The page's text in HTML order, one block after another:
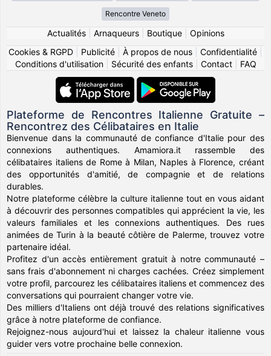
Rencontre Veneto
Actualités| Arnaqueurs| Boutique| Opinions
Cookies & RGPD
Publicité À propos de nous Confidentialité
Conditions d'utilisation| Sécurité des enfants| Contact| FAQ
Plateforme de Rencontres Italienne Gratuite –
Rencontrez des Célibataires en Italie
Bienvenue dans la communauté de confiance d'Italie pour des
connexions authentiques. Amamiora.it rassemble des
célibataires italiens de Rome à Milan, Naples à Florence, créant
des opportunités d'amitié, de compagnie et de relations
durables.
Notre plateforme célèbre la culture italienne tout en vous aidant
à découvrir des personnes compatibles qui apprécient la vie, les
valeurs familiales et les connexions authentiques. Des rues
animées de Turin à la beauté côtière de Palerme, trouvez votre
partenaire idéal.
Profitez d'un accès entièrement gratuit à notre communauté –
sans frais d'abonnement ni charges cachées. Créez simplement
votre profil, parcourez les célibataires italiens et commencez des
conversations qui pourraient changer votre vie.
Des milliers d'Italiens ont déjà trouvé des relations significatives
grâce à notre plateforme de confiance.
Rejoignez-nous aujourd'hui et laissez la chaleur italienne vous
guider vers votre prochaine belle connexion.